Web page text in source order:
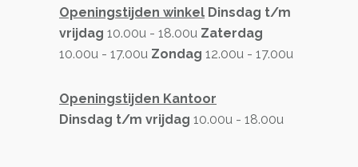
Openingstijden winkel Dinsdag t/m
vrijdag 10.00u - 18.00u Zaterdag
10.00u - 17.00u Zondag 12.00u - 17.00u
Openingstijden Kantoor
Dinsdag t/m vrijdag 10.00u - 18.00u